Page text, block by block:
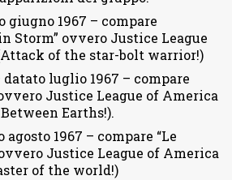
giugno 1967 – compare
Storm” ovvero Justice League
of the star-bolt warrior!)
datato luglio 1967 – compare
Justice League of America
Earths!).
agosto 1967 – compare “Le
Justice League of America
of the world!)